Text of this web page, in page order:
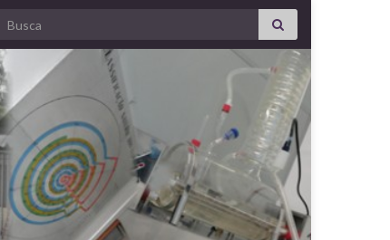
Search for: